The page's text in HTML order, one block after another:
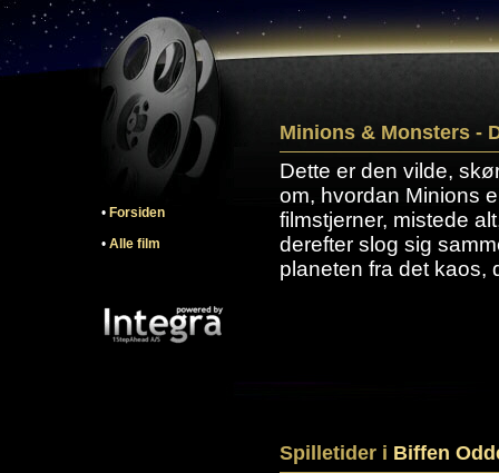
• Forsiden
• Alle film
Minions & Monsters -
Dette er den vilde,
om, hvordan Minions
filmstjerner, mistede
derefter slog sig
planeten fra det kaos,
Spilletider i Biffen